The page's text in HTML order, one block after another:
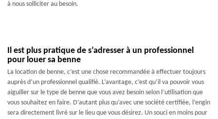
à nous solliciter au besoin.
Il est plus pratique de s’adresser à un professionnel
pour louer sa benne
La location de benne, c’est une chose recommandée à effectuer toujours
auprès d’un professionnel qualifié. L’avantage, c’est qu’il va pouvoir vous
aiguiller sur le type de benne que vous avez besoin selon l’utilisation que
vous souhaitez en faire. D’autant plus qu’avec une société certifiée, l’engin
sera directement livré sur le lieu que vous désirez. Un souci en moins pour